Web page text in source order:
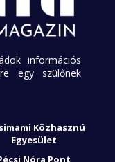
információs
egy szülőnek
Közhasznú
Egyesület
Nóra Pont